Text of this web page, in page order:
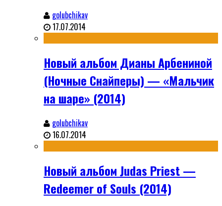
golubchikav
17.07.2014
Новый альбом Дианы Арбениной
(Ночные Снайперы) — «Мальчик
на шаре» (2014)
golubchikav
16.07.2014
Новый альбом Judas Priest —
Redeemer of Souls (2014)